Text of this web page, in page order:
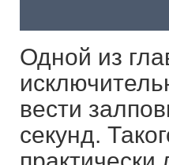
Одной из
вести
секунд.